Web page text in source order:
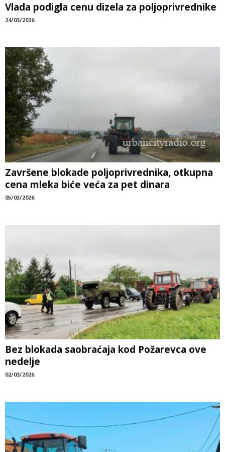
Vlada podigla cenu dizela za poljoprivrednike
24/03/2026
Završene blokade poljoprivrednika, otkupna
cena mleka biće veća za pet dinara
05/03/2026
Bez blokada saobraćaja kod Požarevca ove
nedelje
02/03/2026